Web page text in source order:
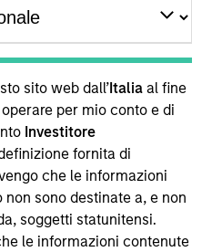
sito web dall’Italia al fine
per mio conto e di
Investitore
fornita di
che le informazioni
sono destinate a, e non
soggetti statunitensi.
le informazioni contenute
of Fixed Income ESG
and Calvert. In his
across the Fixed
a consistent